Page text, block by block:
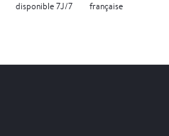
disponible 7J/7
française